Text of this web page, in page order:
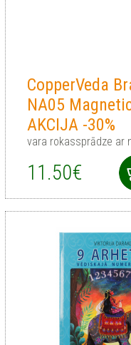
CopperVeda
NA05
AKCIJA -30%
vara rokassprādze ar
11.50€